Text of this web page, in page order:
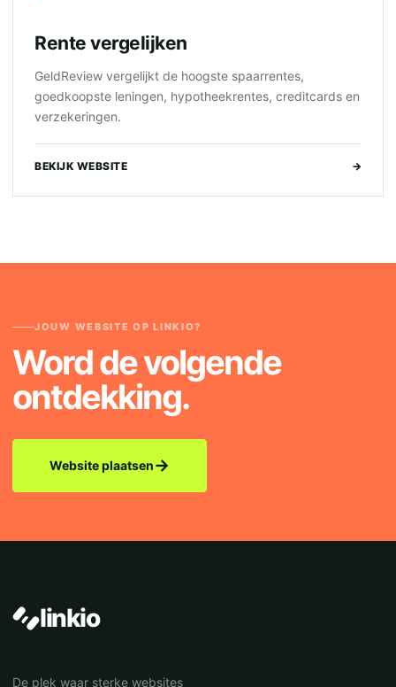
Rente vergelijken
GeldReview vergelijkt de hoogste spaarrentes,
goedkoopste leningen, hypotheekrentes, creditcards en
verzekeringen.
BEKIJK WEBSITE →
JOUW WEBSITE OP LINKIO?
Word de volgende
ontdekking.
Website plaatsen→
linkio
De plek waar sterke websites